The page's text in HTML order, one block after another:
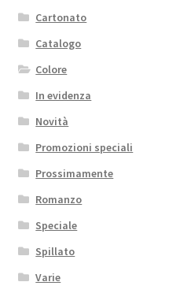
Cartonato
Catalogo
Colore
In evidenza
Novità
Promozioni speciali
Prossimamente
Romanzo
Speciale
Spillato
Varie